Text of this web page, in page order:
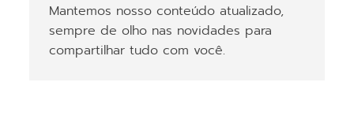
Mantemos nosso conteúdo atualizado,
sempre de olho nas novidades para
compartilhar tudo com você.